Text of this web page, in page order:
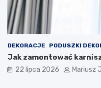
DEKORACJE PODUSZKI
Jak zamontować
22 lipca 2026 Mariusz